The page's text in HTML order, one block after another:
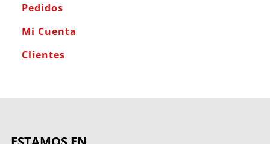
Pedidos
Mi Cuenta
Clientes